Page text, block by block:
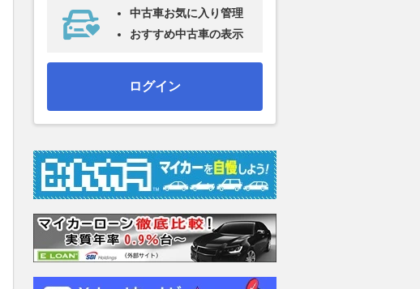
中古車お気に入り管理
おすすめ中古車の表示
ログイン